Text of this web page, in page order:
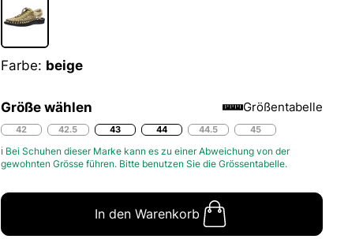
Farbe: beige
Größe wählen Größentabelle
42 42.5 43 44 44.5 45
ℹ Bei Schuhen dieser Marke kann es zu einer Abweichung von der
gewohnten Grösse führen. Bitte benutzen Sie die Grössentabelle.
In den Warenkorb